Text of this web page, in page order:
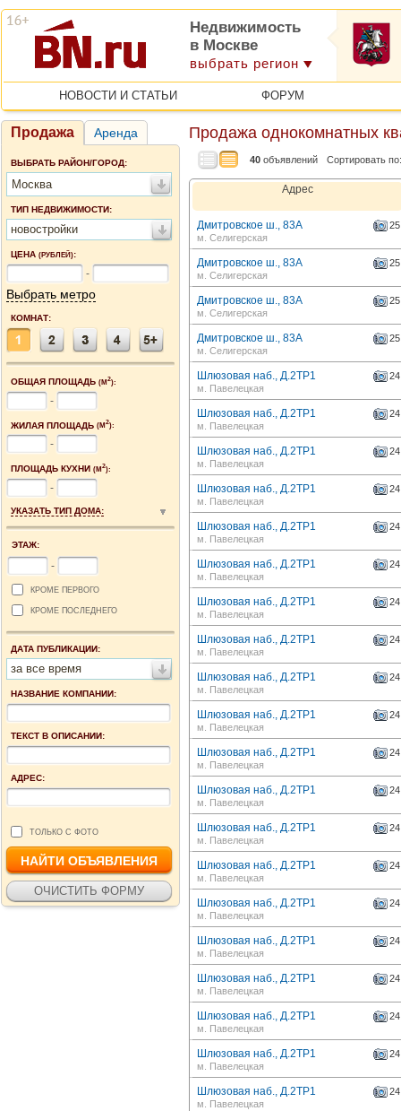
Недвижимость
в Москве
выбрать регион
НОВОСТИ И СТАТЬИ ФОРУМ
Продажа Аренда
ВЫБРАТЬ РАЙОН/ГОРОД:
Москва
ТИП НЕДВИЖИМОСТИ:
новостройки
ЦЕНА (РУБЛЕЙ):
-
Выбрать метро
КОМНАТ:
ОБЩАЯ ПЛОЩАДЬ (М2):
-
ЖИЛАЯ ПЛОЩАДЬ (М2):
-
ПЛОЩАДЬ КУХНИ (М2):
-
УКАЗАТЬ ТИП ДОМА:
ЭТАЖ:
-
КРОМЕ ПЕРВОГО
КРОМЕ ПОСЛЕДНЕГО
ДАТА ПУБЛИКАЦИИ:
за все время
НАЗВАНИЕ КОМПАНИИ:
ТЕКСТ В ОПИСАНИИ:
АДРЕС:
ТОЛЬКО С ФОТО
Продажа однокомнатных
40 объявлений Сортировать
Адрес
Дмитровское ш., 83А
25
м. Селигерская
Дмитровское ш., 83А
25
м. Селигерская
Дмитровское ш., 83А
25
м. Селигерская
Дмитровское ш., 83А
25
м. Селигерская
Шлюзовая наб., Д.2ТР1
24
м. Павелецкая
Шлюзовая наб., Д.2ТР1
24
м. Павелецкая
Шлюзовая наб., Д.2ТР1
24
м. Павелецкая
Шлюзовая наб., Д.2ТР1
24
м. Павелецкая
Шлюзовая наб., Д.2ТР1
24
м. Павелецкая
Шлюзовая наб., Д.2ТР1
24
м. Павелецкая
Шлюзовая наб., Д.2ТР1
24
м. Павелецкая
Шлюзовая наб., Д.2ТР1
24
м. Павелецкая
Шлюзовая наб., Д.2ТР1
24
м. Павелецкая
Шлюзовая наб., Д.2ТР1
24
м. Павелецкая
Шлюзовая наб., Д.2ТР1
24
м. Павелецкая
Шлюзовая наб., Д.2ТР1
24
м. Павелецкая
Шлюзовая наб., Д.2ТР1
24
м. Павелецкая
Шлюзовая наб., Д.2ТР1
24
м. Павелецкая
Шлюзовая наб., Д.2ТР1
24
м. Павелецкая
Шлюзовая наб., Д.2ТР1
24
м. Павелецкая
Шлюзовая наб., Д.2ТР1
24
м. Павелецкая
Шлюзовая наб., Д.2ТР1
24
м. Павелецкая
Шлюзовая наб., Д.2ТР1
24
м. Павелецкая
Шлюзовая наб., Д.2ТР1
24
м. Павелецкая